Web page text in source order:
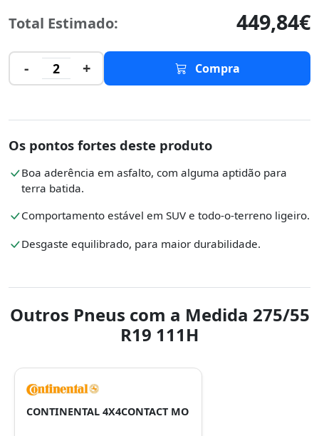
Total Estimado: 449,84€
- 2 + Compra
Os pontos fortes deste produto
Boa aderência em asfalto, com alguma aptidão para
terra batida.
Comportamento estável em SUV e todo-o-terreno ligeiro.
Desgaste equilibrado, para maior durabilidade.
Outros Pneus com a Medida 275/55
R19 111H
CONTINENTAL 4X4CONTACT MO